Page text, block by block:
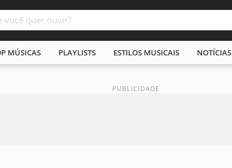
MÚSICAS PLAYLISTS ESTILOS MUSICAIS NOTÍCIAS